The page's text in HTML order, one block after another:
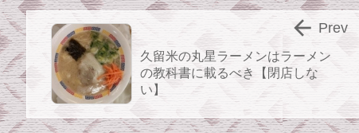
久留米の丸星ラーメンはラーメン
の教科書に載るべき【閉店しな
い】
 Prev